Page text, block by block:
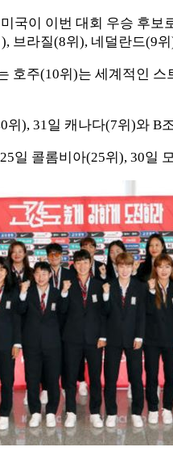
국이 이번 대회 우승 후
브라질(8위), 네덜란드(9
호주(10위)는 세계적인
위), 31일 캐나다(7위)와 B
일 콜롬비아(25위), 30일